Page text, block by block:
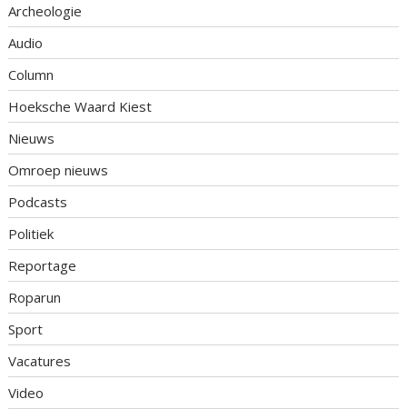
Archeologie
Audio
Column
Hoeksche Waard Kiest
Nieuws
Omroep nieuws
Podcasts
Politiek
Reportage
Roparun
Sport
Vacatures
Video